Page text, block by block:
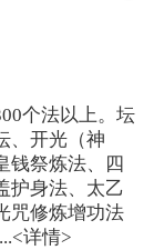
个法以上。坛
、开光（神
钱祭炼法、四
护身法、太乙
咒修炼增功法
<详情>